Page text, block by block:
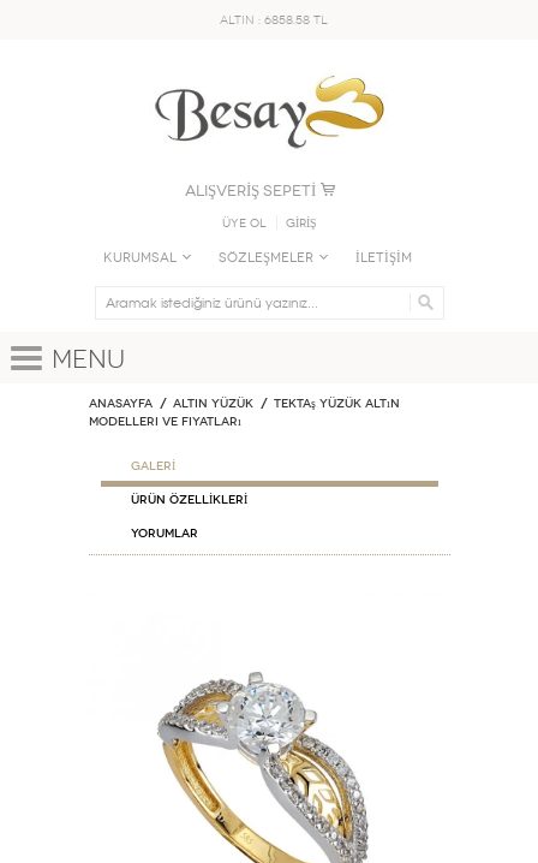
ALTIN : 6858.58 TL
ALIŞVERİŞ SEPETİ
Üye Ol GİRİŞ
KURUMSAL SÖZLEŞMELER İLETİŞİM
Menu
Anasayfa ALTIN YÜZÜK
Tektaş Yüzük Altın
Modelleri ve Fiyatları
GALERİ
ÜRÜN ÖZELLİKLERİ
Yorumlar